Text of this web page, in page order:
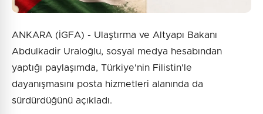
ANKARA (İGFA) - Ulaştırma ve Altyapı Bakanı
Abdulkadir Uraloğlu, sosyal medya hesabından
yaptığı paylaşımda, Türkiye'nin Filistin'le
dayanışmasını posta hizmetleri alanında da
sürdürdüğünü açıkladı.